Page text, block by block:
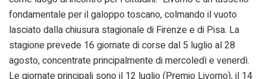
fondamentale per il galoppo toscano, colmando il vuoto
lasciato dalla chiusura stagionale di Firenze e di Pisa. La
stagione prevede 16 giornate di corse dal 5 luglio al 28
agosto, concentrate principalmente di mercoledì e venerdì.
Le giornate principali sono il 12 luglio (Premio Livorno), il 14